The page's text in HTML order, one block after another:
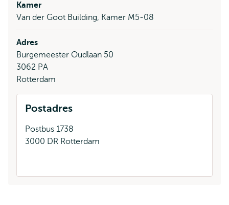
Kamer
Van der Goot Building, Kamer M5-08
Adres
Burgemeester Oudlaan 50
3062 PA
Rotterdam
Postadres
Postbus 1738
3000 DR Rotterdam